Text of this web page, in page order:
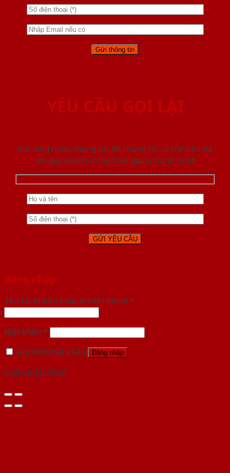
YÊU CẦU GỌI LẠI
Vui lòng nhập thông tin để chúng tôi có thể liên hệ
với quý khách trong thời gian nhanh nhất.
Đăng nhập
Tên tài khoản hoặc địa chỉ email *
Mật khẩu *
Ghi nhớ mật khẩu
Đăng nhập
Quên mật khẩu?